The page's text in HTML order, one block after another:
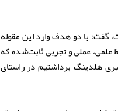
گفت: با دو هدف وارد این مقوله
علمی، عملی و تجربی ثابت‌شده که
هلدینگ برداشتیم در راستای